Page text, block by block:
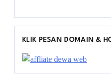
KLIK PESAN DOMAIN &